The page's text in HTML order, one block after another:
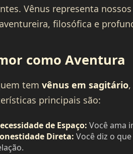
Vênus representa
filosófica e
como Aventura
tem vênus em sagitário
principais são:
de Espaço: Você ama
Direta: Você diz o